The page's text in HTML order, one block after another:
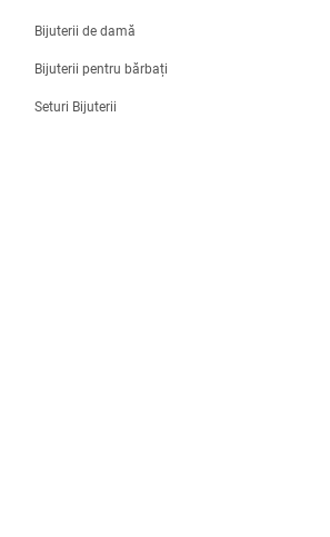
Bijuterii de damă
Bijuterii pentru bărbați
Seturi Bijuterii